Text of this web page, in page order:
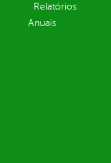
Relatórios
Anuais